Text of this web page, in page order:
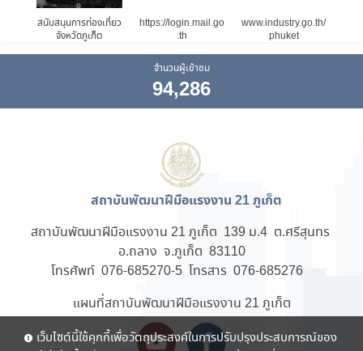
สนับสนุนการท่องเที่ยว
จังหวัดภูเก็ต
https://login.mail.go
.th
www.industry.go.th/
phuket
จำนวนผู้เข้าชม
94,286
สถาบันพัฒนาฝีมือแรงงาน 21 ภูเก็ต
สถาบันพัฒนาฝีมือแรงงาน 21 ภูเก็ต 139 ม.4 ต.ศรีสุนทร
อ.ถลาง จ.ภูเก็ต 83110
โทรศัพท์ 076-685270-5 โทรสาร 076-685276
แผนที่สถาบันพัฒนาฝีมือแรงงาน 21 ภูเก็ต
เว็บไซต์นี้ใช้คุกกี้เพื่อวัตถุประสงค์ในการปรับปรุงประสบการณ์ของ